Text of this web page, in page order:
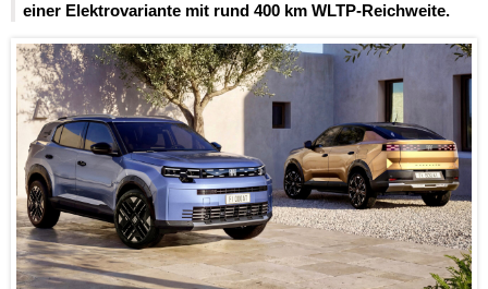
einer Elektrovariante mit rund 400 km WLTP-Reichweite.